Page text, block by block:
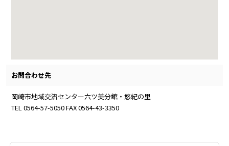
お問合わせ先
岡崎市地域交流センター六ツ美分館・悠紀の里
TEL 0564-57-5050 FAX 0564-43-3350